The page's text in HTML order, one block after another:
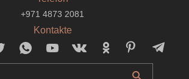
+971 4873 2081
Kontakte